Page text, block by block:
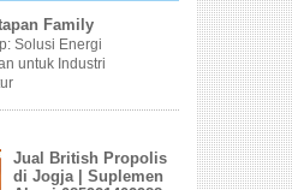
Family
Solusi Energi
untuk Industri
Jual British Propolis
di Jogja | Suplemen